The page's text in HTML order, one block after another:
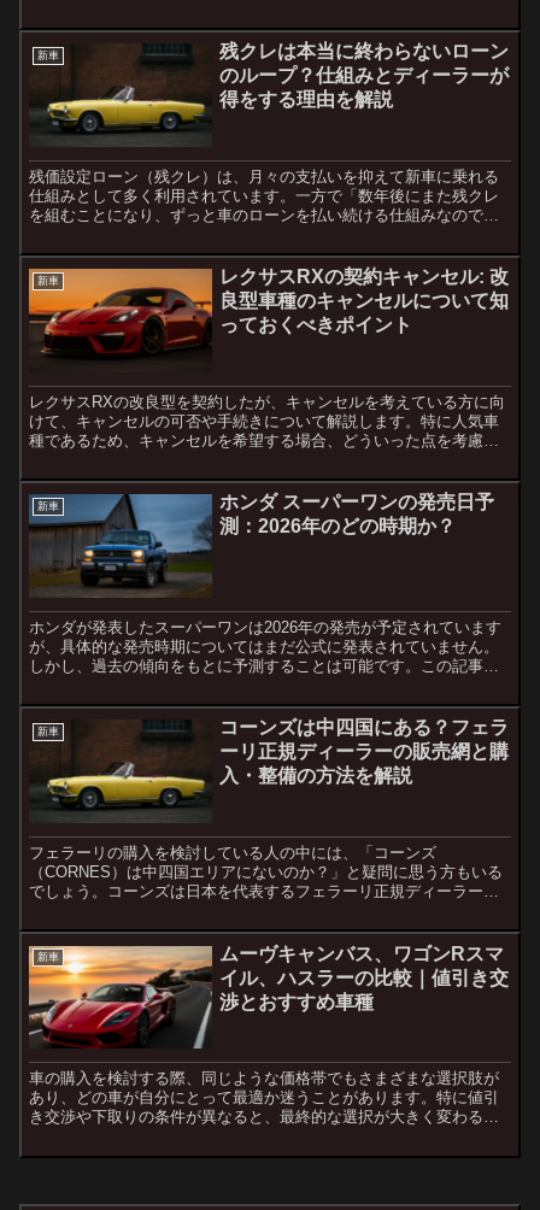
新車
残クレは本当に終わらないローン
のループ？仕組みとディーラーが
得をする理由を解説
残価設定ローン（残クレ）は、月々の支払いを抑えて新車に乗れる
仕組みとして多く利用されています。一方で「数年後にまた残クレ
を組むことになり、ずっと車のローンを払い続ける仕組みなので
の...
新車
レクサスRXの契約キャンセル: 改
良型車種のキャンセルについて知
っておくべきポイント
レクサスRXの改良型を契約したが、キャンセルを考えている方に向
けて、キャンセルの可否や手続きについて解説します。特に人気車
種であるため、キャンセルを希望する場合、どういった点を考慮す
新車
ホンダ スーパーワンの発売日予
測：2026年のどの時期か？
ホンダが発表したスーパーワンは2026年の発売が予定されています
が、具体的な発売時期についてはまだ公式に発表されていません。
しかし、過去の傾向をもとに予測することは可能です。この記事で
新車
コーンズは中四国にある？フェラ
ーリ正規ディーラーの販売網と購
入・整備の方法を解説
フェラーリの購入を検討している人の中には、「コーンズ
（CORNES）は中四国エリアにないのか？」と疑問に思う方もいる
でしょう。コーンズは日本を代表するフェラーリ正規ディーラーで
は、...
新車
ムーヴキャンバス、ワゴンRスマ
イル、ハスラーの比較｜値引き交
渉とおすすめ車種
車の購入を検討する際、同じような価格帯でもさまざまな選択肢が
あり、どの車が自分にとって最適か迷うことがあります。特に値引
き交渉や下取りの条件が異なると、最終的な選択が大きく変わるこ
ズ...